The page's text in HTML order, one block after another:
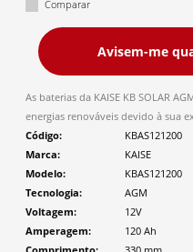
Comparar
Avisem-me
As baterias da KAISE KB SOLAR
energias renováveis devido à sua
Código
KBAS121200
Marca
KAISE
Modelo
KBAS121200
Tecnologia
AGM
Voltagem
12V
Amperagem
120 Ah